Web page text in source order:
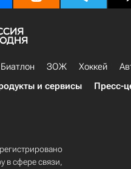
Биатлон ЗОЖ Хоккей
и сервисы Пресс-
в сфере связи,